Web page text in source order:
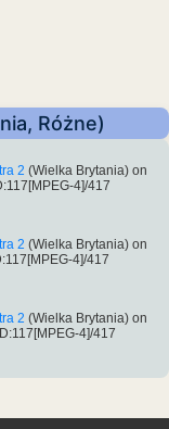
Różne)
2 (Wielka Brytania) on
4]/417
2 (Wielka Brytania) on
4]/417
2 (Wielka Brytania) on
4]/417